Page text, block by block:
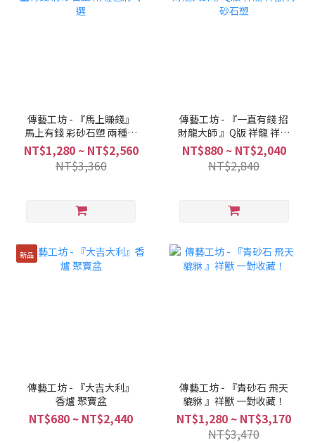
傳藝工坊 - 『馬上賺錢』
馬上有錢 彩砂石塑 兩種色
彩可選
NT$1,280 ~ NT$2,560
NT$3,360
傳藝工坊 - 『一直有錢 招
財龍大師 』Q版 祥龍 祥獸
青砂石塑
NT$880 ~ NT$2,040
NT$2,840
新品
傳藝工坊 - 『大吉大利』
香爐 聚寶盆
NT$680 ~ NT$2,440
傳藝工坊 - 『青砂石 飛天
貔貅 』祥獸 一對收藏！
NT$1,280 ~ NT$3,170
NT$3,470